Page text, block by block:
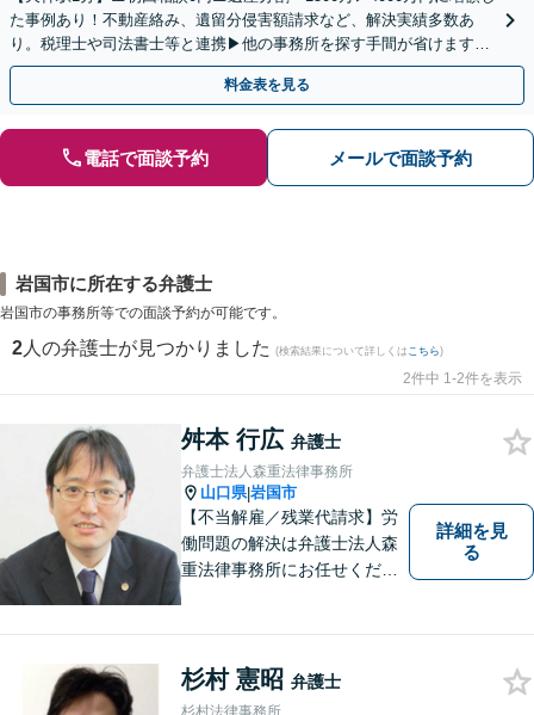
た事例あり！不動産絡み、遺留分侵害額請求など、解決実績多数あ
り。税理士や司法書士等と連携▶他の事務所を探す手間が省けます！
不動産会社と連携し無料査定&財産調査も◎
料金表を見る
電話で面談予約 メールで面談予約
岩国市に所在する弁護士
岩国市の事務所等での面談予約が可能です。
2 人の弁護士が見つかりました (検索結果について詳しくは こちら)
2件中 1-2件を表示
舛本 行広 弁護士
弁護士法人森重法律事務所
山口県|岩国市
【不当解雇／残業代請求】労
働問題の解決は弁護士法人森
重法律事務所にお任せくださ
詳細を見
る
杉村 憲昭 弁護士
杉村法律事務所